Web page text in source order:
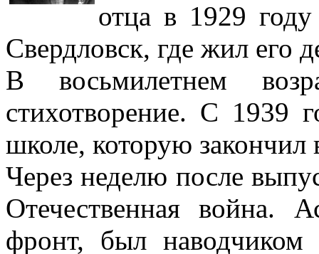
отца в 1929
Свердловск, где жил его
В восьмилетнем
стихотворение. С 1939
школе, которую закончил
Через неделю после
Отечественная война.
фронт, был